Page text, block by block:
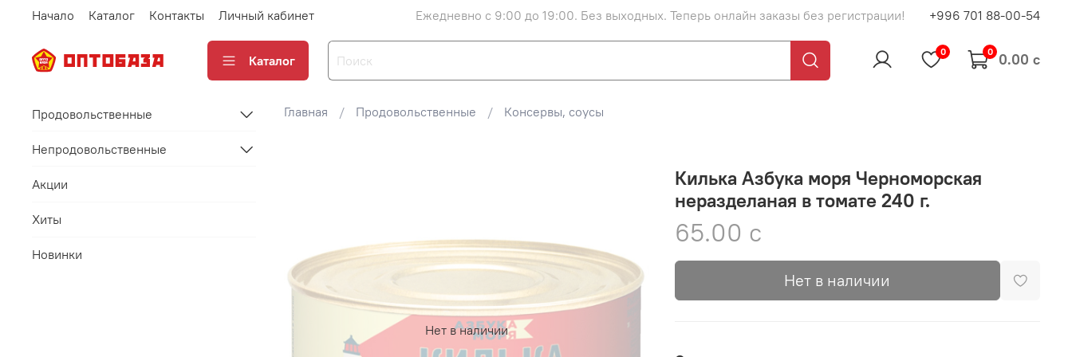
Начало Каталог Контакты Личный кабинет Ежедневно с 9:00 до 19:00. Без выходных. Теперь онлайн заказы без регистрации! +996 701 88-00-54
Каталог
0 0 0.00 с
Главная Продовольственные Консервы, соусы
Нет в наличии
Килька Азбука моря Черноморская
неразделаная в томате 240 г.
65.00 с
Нет в наличии
Продовольственные
Непродовольственные
Акции
Хиты
Новинки